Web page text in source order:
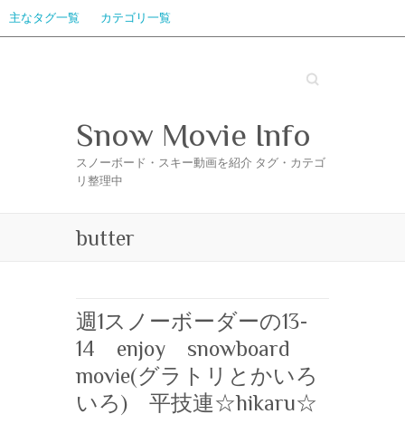
主なタグ一覧 カテゴリ一覧
Search
Snow Movie Info
スノーボード・スキー動画を紹介 タグ・カテゴ
リ整理中
butter
週1スノーボーダーの13-
14 enjoy snowboard
movie(グラトリとかいろ
いろ) 平技連☆hikaru☆